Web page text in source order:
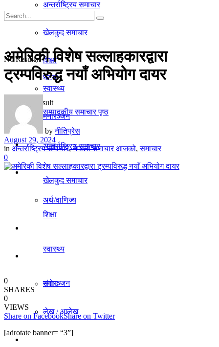
अन्तर्राष्ट्रिय समाचार
खेलकुद समाचार
शिक्षा
स्वास्थ्य
मनाेरञ्जन
राजनीति
अर्थ/वाणिज्य
अर्थ/वाणिज्य
संवाद
लेख / आलेख
गृहपृष्ठ
घटना
सम्पादकीय समाचार पृष्ठ
अन्तर्राष्ट्रिय समाचार
खेलकुद समाचार
शिक्षा
स्वास्थ्य
मनाेरञ्जन
राजनीति
No Result
View All Result
अमेरिकी विशेष सल्लाहकारद्वारा
ट्रम्पविरुद्ध नयाँ अभियोग दायर
by नीतिप्रेस
August 29, 2024
in अन्तर्राष्ट्रिय समाचार,नेपाली समाचार आजको,समाचार
0
0
SHARES
0
VIEWS
Share on FacebookShare on Twitter
[adrotate banner= “3”]